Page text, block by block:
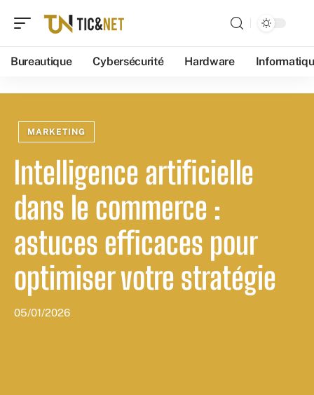
Bureautique Cybersécurité Hardware
MARKETING
Intelligence artificielle
dans le commerce :
astuces efficaces pour
optimiser votre stratégie
05/01/2026